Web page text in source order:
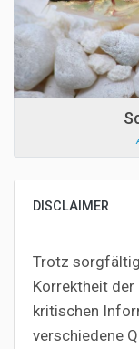
DISCLAIMER
Trotz
Korrektheit der
kritischen
verschiedene